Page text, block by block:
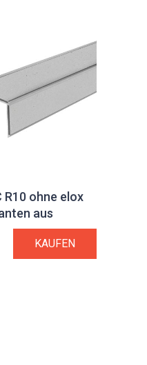
R10 ohne elox
aus
KAUFEN